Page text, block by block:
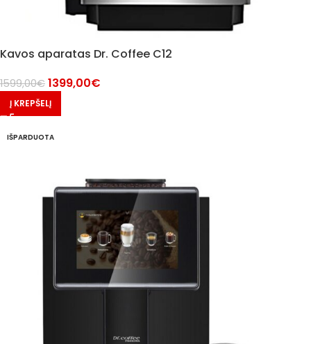
Kavos aparatas Dr. Coffee C12
1599,00€ 1399,00€
Į KREPŠELĮ
IŠPARDUOTA